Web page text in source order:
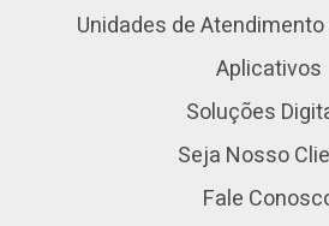
Unidades de
Aplicativos
Soluções
Seja Nosso
Fale